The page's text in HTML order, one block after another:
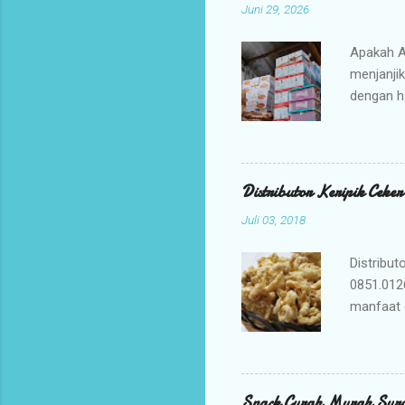
Juni 29, 2026
Apakah
dengan
jajanan
kami
Distributor Keripik
Juli 03, 2018
manfaat